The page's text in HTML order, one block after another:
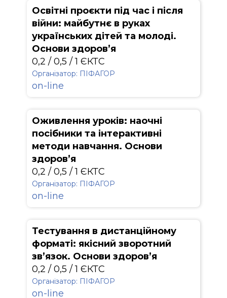
Освітні проєкти під час і після
війни: майбутнє в руках
українських дітей та молоді.
Основи здоров’я
0,2 / 0,5 / 1 ЄКТС
Організатор: ПІФАГОР
on-line
Оживлення уроків: наочні
посібники та інтерактивні
методи навчання. Основи
здоров’я
0,2 / 0,5 / 1 ЄКТС
Організатор: ПІФАГОР
on-line
Тестування в дистанційному
форматі: якісний зворотний
зв’язок. Основи здоров’я
0,2 / 0,5 / 1 ЄКТС
Організатор: ПІФАГОР
on-line